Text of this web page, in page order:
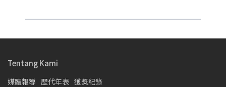
Tentang Kami
媒體報導 歷代年表 獲獎紀錄